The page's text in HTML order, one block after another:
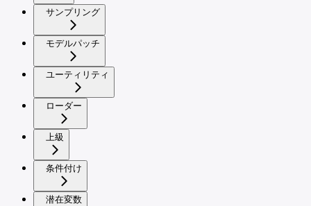
サンプリング
モデルパッチ
ユーティリティ
ローダー
上級
条件付け
潜在変数